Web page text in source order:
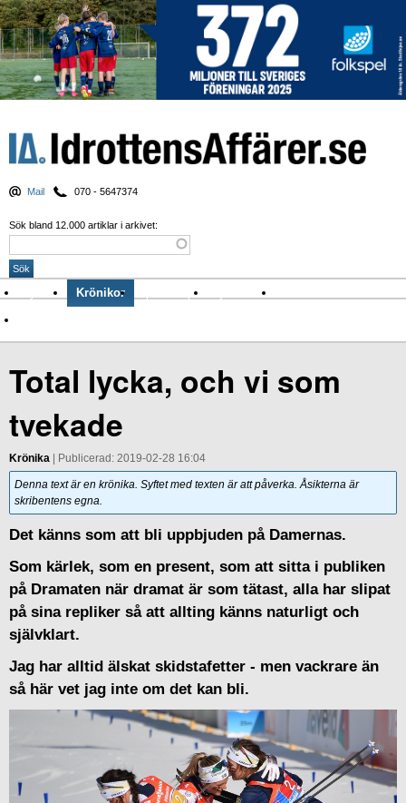
Mail 070 - 5647374
Sök bland 12.000 artiklar i arkivet:
Nyheter Krönikor Sport & spel Nyhetsbrev
Total lycka, och vi som
tvekade
Krönika | Publicerad: 2019-02-28 16:04
Denna text är en krönika. Syftet med texten är att påverka. Åsikterna är
skribentens egna.
Det känns som att bli uppbjuden på Damernas.
Som kärlek, som en present, som att sitta i publiken
på Dramaten när dramat är som tätast, alla har slipat
på sina repliker så att allting känns naturligt och
självklart.
Jag har alltid älskat skidstafetter - men vackrare än
så här vet jag inte om det kan bli.